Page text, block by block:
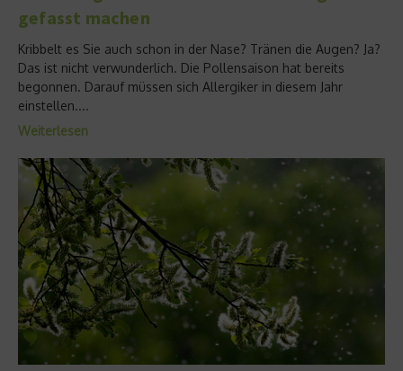
gefasst machen
Kribbelt es Sie auch schon in der Nase? Tränen die Augen? Ja?
Das ist nicht verwunderlich. Die Pollensaison hat bereits
begonnen. Darauf müssen sich Allergiker in diesem Jahr
einstellen....
Weiterlesen